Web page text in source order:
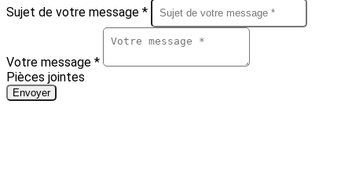
Sujet de votre message *
Votre message *
Pièces jointes
Envoyer